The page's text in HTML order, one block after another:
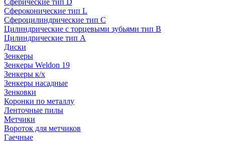
Сферические тип D
Сфероконические тип L
Сфероцилиндрические тип C
Цилиндрические с торцевыми зубьями тип B
Цилиндрические тип А
Диски
Зенкеры
Зенкеры Weldon 19
Зенкеры к/х
Зенкеры насадные
Зенковки
Коронки по металлу
Ленточные пилы
Метчики
Вороток для метчиков
Гаечные